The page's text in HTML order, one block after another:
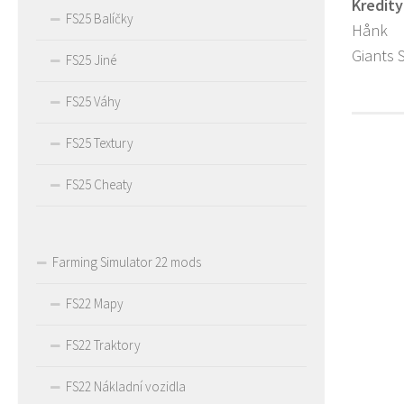
Hånk
Giants
FS25 Balíčky
FS25 Jiné
FS25 Váhy
FS25 Textury
FS25 Cheaty
Farming Simulator 22 mods
FS22 Mapy
FS22 Traktory
FS22 Nákladní vozidla